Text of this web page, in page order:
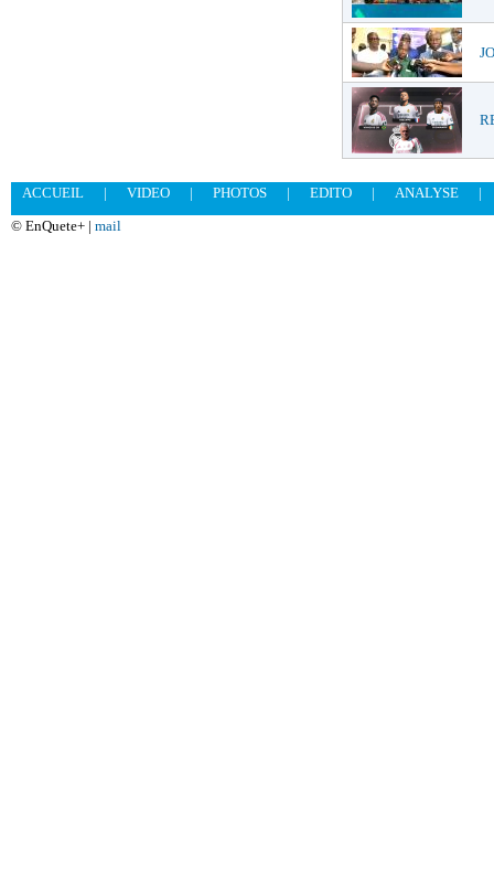
ACCUEIL | VIDEO | PHOTOS | EDITO | ANALYSE
|
© EnQuete+ | mail